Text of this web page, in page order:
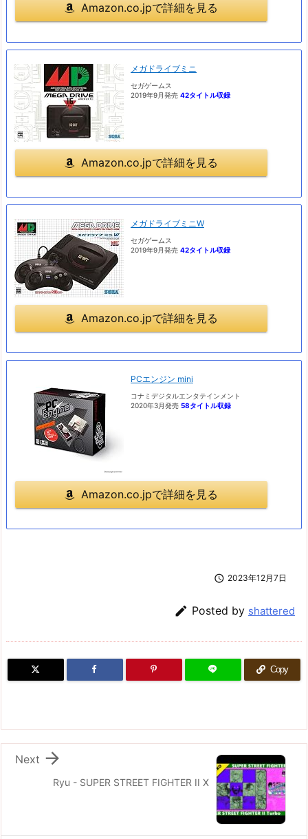
Amazon.co.jpで詳細を見る
メガドライブミニ
セガゲームス
2019年9月発売 42タイトル収録
Amazon.co.jpで詳細を見る
メガドライブミニW
セガゲームス
2019年9月発売 42タイトル収録
Amazon.co.jpで詳細を見る
PCエンジン mini
コナミデジタルエンタテインメント
2020年3月発売 58タイトル収録
Amazon.co.jpで詳細を見る
 2023年12月7日
 Posted by shattered
Copy
Ryu - SUPER STREET FIGHTER II X

Next